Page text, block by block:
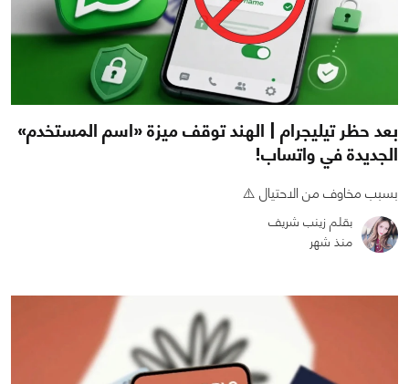
بعد حظر تيليجرام | الهند توقف ميزة «اسم المستخدم»
الجديدة في واتساب!
بسبب مخاوف من الاحتيال ⚠️
بقلم زينب شريف
منذ شهر